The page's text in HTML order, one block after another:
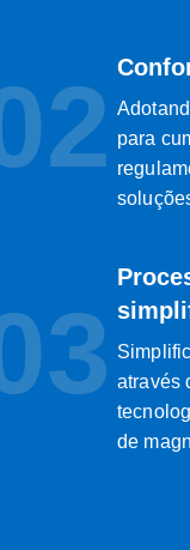
para
através
de